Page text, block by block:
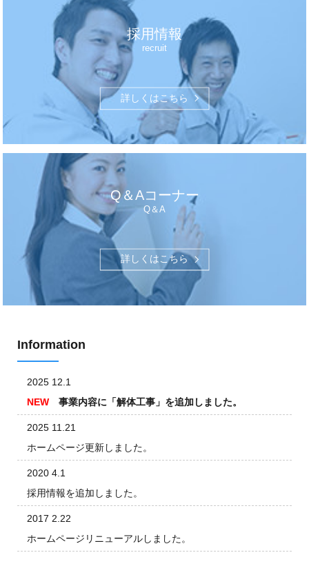
採用情報
recruit
詳しくはこちら
Q＆Aコーナー
Q＆A
詳しくはこちら
Information
2025 12.1
NEW 事業内容に「解体工事」を追加しました。
2025 11.21
ホームページ更新しました。
2020 4.1
採用情報を追加しました。
2017 2.22
ホームページリニューアルしました。